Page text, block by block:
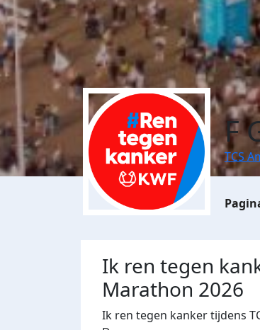
F
TCS
Ik ren tegen
Marathon 2026
Ik ren tegen kanker tijdens